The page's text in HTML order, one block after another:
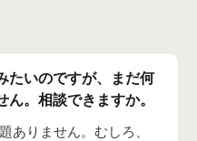
たいのですが、まだ何
。相談できますか。
ありません。むしろ、